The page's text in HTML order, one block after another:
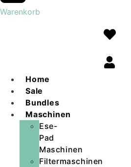
Warenkorb
Home
Sale
Bundles
Maschinen
Ese-
Pad
Maschinen
Filtermaschinen